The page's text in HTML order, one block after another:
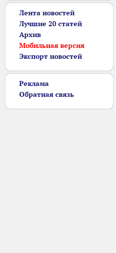
Лента новостей
Лучшие 20 статей
Архив
Мобильная версия
Экспорт новостей
Реклама
Обратная связь